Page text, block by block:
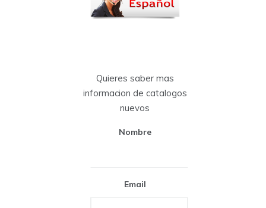
Quieres saber mas
informacion de catalogos
nuevos
Nombre
Email